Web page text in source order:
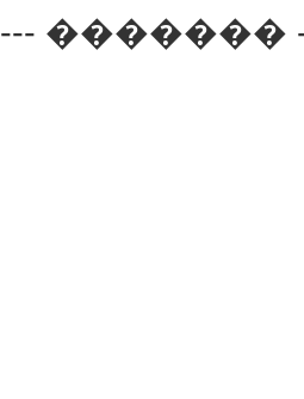
--- �������